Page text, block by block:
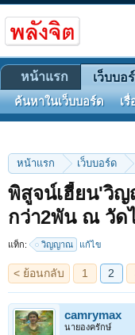
หน้าแรก เว็บบอร์ด
พิสูจน์เฮี้ยน'วิ
กว่า2พัน ณ วัด
แท็ก: วิญญาณ แก้ไข
< ย้อนกลับ 1 2 3 ถัดไป
camrymax
นายองครักษ์
หน้าแรก เว็บบอ
ค้นหาในเว็บบอร์ด เรื่